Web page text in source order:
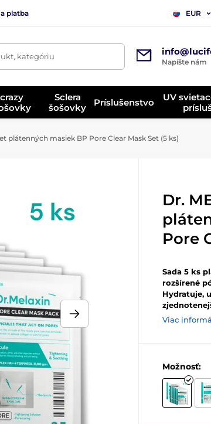
platba EUR
kategóriu
Napíšte nám
Sclera
šošovky
Príslušenstvo
UV
plátenných masiek BP Pore Clear Mask Set (5 ks)
Dr.
Pore
Sada 5 ks
rozšírené
Hydratuje,
Viac
Možnosť: